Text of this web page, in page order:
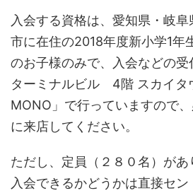
入会する資格は、愛知県・岐
市に在住の2018年度新小学1年
のお子様のみで、入会などの
ターミナルビル 4階 スカイタ
MONO」で行っていますので
に来店してください。
ただし、定員（２８０名）があ
入会できるかどうかは直接セ